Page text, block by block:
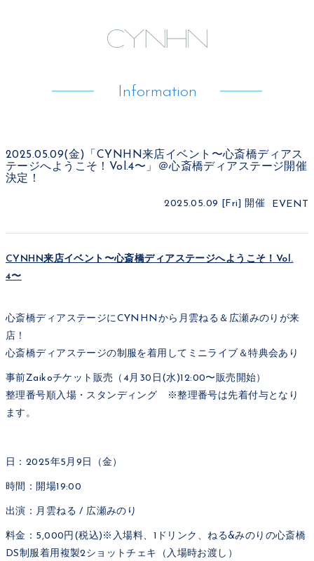
Information
2025.05.09(金)「CYNHN来店イベント〜心斎橋ディアス
テージへようこそ！Vol.4〜」＠心斎橋ディアステージ開催
決定！
2025.05.09 [Fri] 開催 EVENT
CYNHN来店イベント〜心斎橋ディアステージへようこそ！Vol.
4〜
心斎橋ディアステージにCYNHNから月雲ねる＆広瀬みのりが来
店！
心斎橋ディアステージの制服を着用してミニライブ＆特典会あり
事前Zaikoチケット販売（4月30日(水)12:00〜販売開始）
整理番号順入場・スタンディング ※整理番号は先着付与となり
ます。
日：2025年5月9日（金）
時間：開場19:00
出演：月雲ねる / 広瀬みのり
料金：5,000円(税込)※入場料、1ドリンク、ねる&みのりの心斎橋
DS制服着用複製2ショットチェキ（入場時お渡し）